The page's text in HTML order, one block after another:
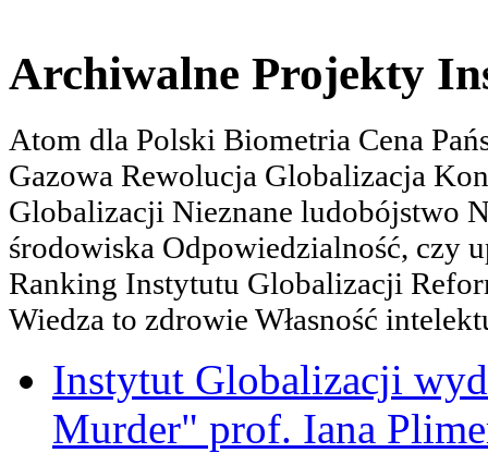
Archiwalne Projekty
Atom dla Polski Biometria Cena
Gazowa Rewolucja Globalizacja
Globalizacji Nieznane ludobójstwo
środowiska Odpowiedzialność, czy
Ranking Instytutu Globalizacji
Wiedza to zdrowie Własność
Instytut Globalizacji
Murder" prof. Iana